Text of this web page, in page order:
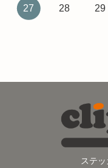
27 28 29
ステ